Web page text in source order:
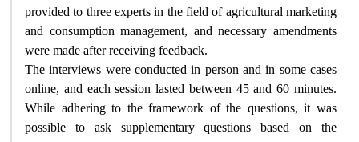
provided to three experts in the field of agricultural marketing
and consumption management, and necessary amendments
were made after receiving feedback.
The interviews were conducted in person and in some cases
online, and each session lasted between 45 and 60 minutes.
While adhering to the framework of the questions, it was
possible to ask supplementary questions based on the